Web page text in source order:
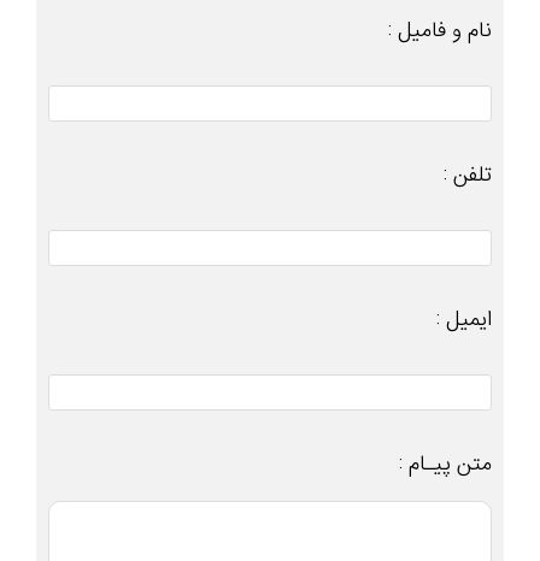
نام و فامیل :
تلفن :
ایمیل :
متن پیـام :